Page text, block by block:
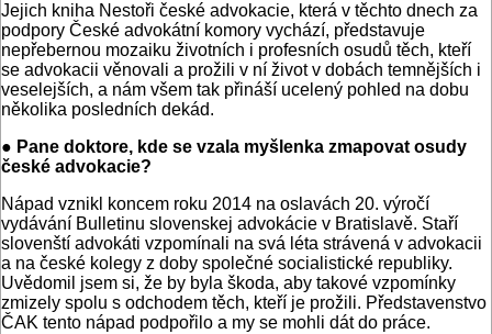
Jejich kniha Nestoři české advokacie, která v těchto dnech za
podpory České advokátní komory vychází, představuje
nepřebernou mozaiku životních i profesních osudů těch, kteří
se advokacii věnovali a prožili v ní život v dobách temnějších i
veselejších, a nám všem tak přináší ucelený pohled na dobu
několika posledních dekád.
● Pane doktore, kde se vzala myšlenka zmapovat osudy
české advokacie?
Nápad vznikl koncem roku 2014 na oslavách 20. výročí
vydávání Bulletinu slovenskej advokácie v Bratislavě. Staří
slovenští advokáti vzpomínali na svá léta strávená v advokacii
a na české kolegy z doby společné socialistické republiky.
Uvědomil jsem si, že by byla škoda, aby takové vzpomínky
zmizely spolu s odchodem těch, kteří je prožili. Představenstvo
ČAK tento nápad podpořilo a my se mohli dát do práce.